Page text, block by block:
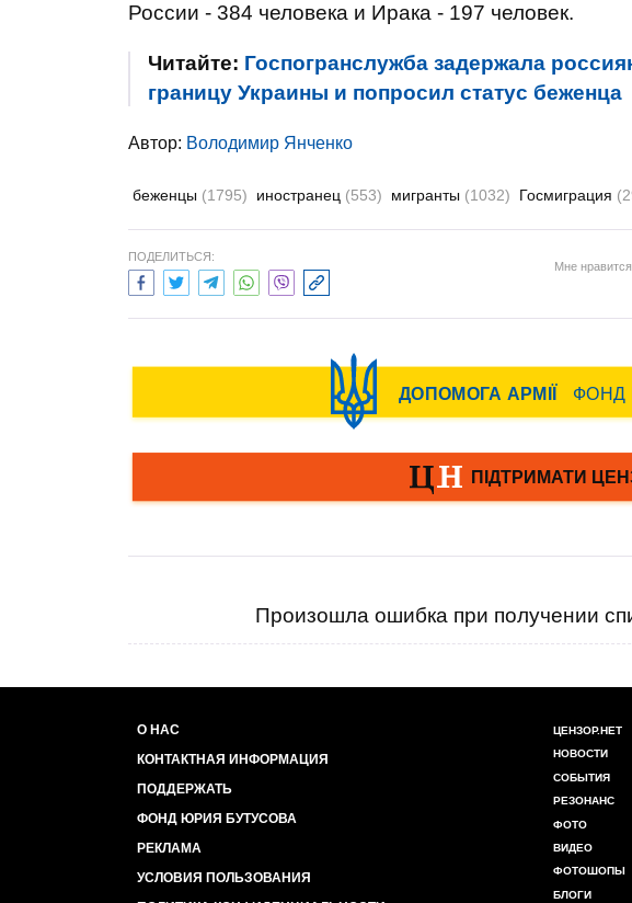
России - 384 человека и Ирака - 197 человек.
Читайте: Госпогранслужба задержала
границу Украины и попросил статус беженца
Автор: Володимир Янченко
беженцы (1795) иностранец (553) мигранты (1032) Госмиграция
ПОДЕЛИТЬСЯ:
Мне нравится
Произошла ошибка при получении
О НАС
КОНТАКТНАЯ ИНФОРМАЦИЯ
ПОДДЕРЖАТЬ
ФОНД ЮРИЯ БУТУСОВА
РЕКЛАМА
УСЛОВИЯ ПОЛЬЗОВАНИЯ
ЦЕНЗОР.НЕТ
НОВОСТИ
СОБЫТИЯ
РЕЗОНАНС
ФОТО
ВИДЕО
ФОТОШОПЫ
БЛОГИ